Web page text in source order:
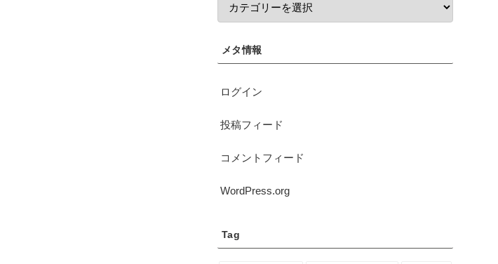
メタ情報
ログイン
投稿フィード
コメントフィード
WordPress.org
Tag